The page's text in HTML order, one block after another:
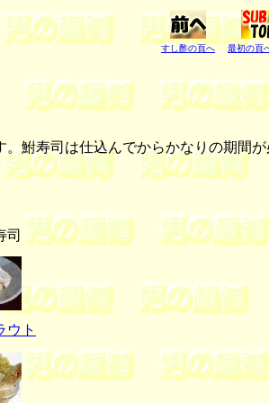
すし酢の頁へ 最初の頁
鮒寿司は仕込んでからかなりの期間が
司
ウト